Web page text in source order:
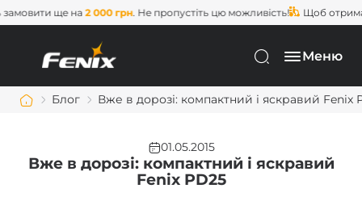
ще на2 000 грн. Не пропустіть цю можливість! Щоб отримати
Меню
Блог Вже в дорозі: компактний і яскравий Fenix
01.05.2015
Вже в дорозі: компактний і яскравий
Fenix PD25